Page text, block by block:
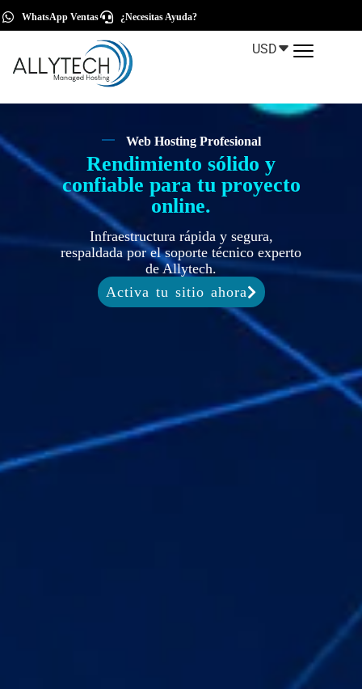
WhatsApp Ventas ¿Necesitas Ayuda?
USD
Web Hosting Profesional
Rendimiento sólido y
confiable para tu proyecto
online.
Infraestructura rápida y segura,
respaldada por el soporte técnico experto
de Allytech.
Activa tu sitio ahora